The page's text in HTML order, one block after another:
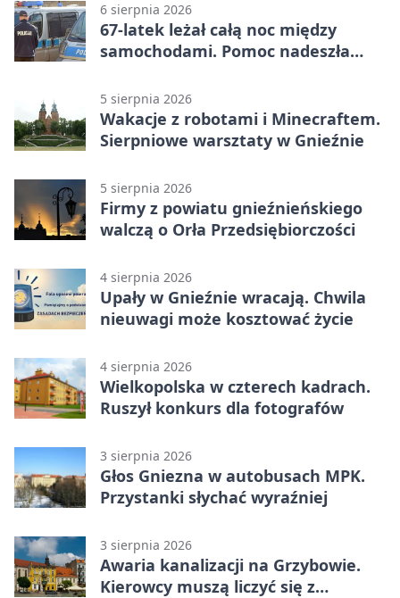
6 sierpnia 2026
67-latek leżał całą noc między
samochodami. Pomoc nadeszła
5 sierpnia 2026
Wakacje z robotami i Minecraftem.
Sierpniowe warsztaty w Gnieźnie
5 sierpnia 2026
Firmy z powiatu gnieźnieńskiego
walczą o Orła Przedsiębiorczości
4 sierpnia 2026
Upały w Gnieźnie wracają. Chwila
nieuwagi może kosztować życie
4 sierpnia 2026
Wielkopolska w czterech kadrach.
Ruszył konkurs dla fotografów
3 sierpnia 2026
Głos Gniezna w autobusach MPK.
Przystanki słychać wyraźniej
3 sierpnia 2026
Awaria kanalizacji na Grzybowie.
Kierowcy muszą liczyć się z